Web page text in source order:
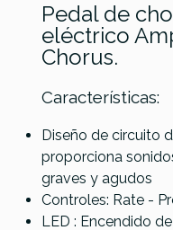
Pedal de
eléctrico
Chorus.
Características:
Diseño de circuito
proporciona
graves y agudos
Controles: Rate -
LED : Encendido
Referencia
Laney
The
Custard
Factory
Comp
Nano